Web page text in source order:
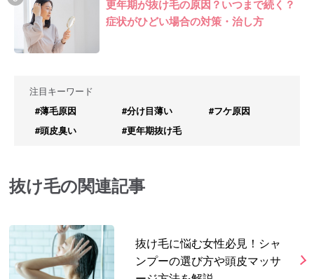
更年期が抜け毛の原因？いつまで続く？
症状がひどい場合の対策・治し方
注目キーワード
#薄毛原因
#分け目薄い
#フケ原因
#頭皮臭い
#更年期抜け毛
抜け毛の関連記事
抜け毛に悩む女性必見！シャ
ンプーの選び方や頭皮マッサ